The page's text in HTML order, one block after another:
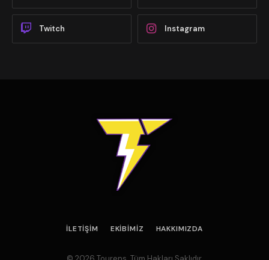
Twitch Instagram
İLETIŞIM EKIBIMIZ HAKKIMIZDA